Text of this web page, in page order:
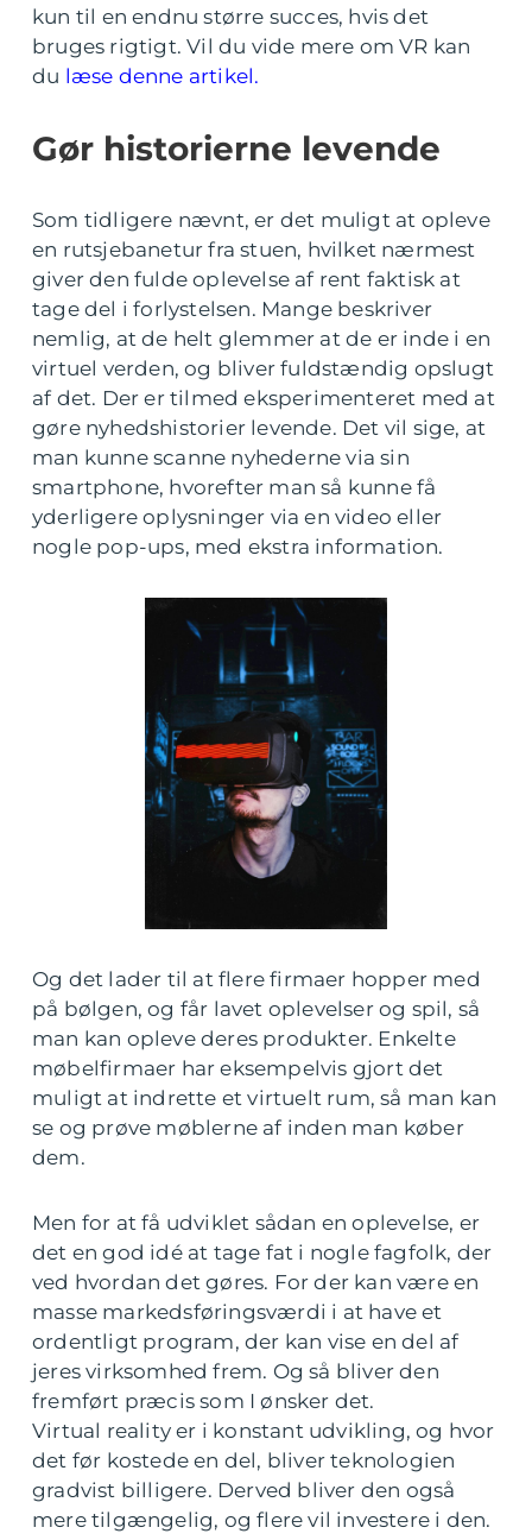
kun til en endnu større succes, hvis det
bruges rigtigt. Vil du vide mere om VR kan
du læse denne artikel.
Gør historierne levende
Som tidligere nævnt, er det muligt at opleve
en rutsjebanetur fra stuen, hvilket nærmest
giver den fulde oplevelse af rent faktisk at
tage del i forlystelsen. Mange beskriver
nemlig, at de helt glemmer at de er inde i en
virtuel verden, og bliver fuldstændig opslugt
af det. Der er tilmed eksperimenteret med at
gøre nyhedshistorier levende. Det vil sige, at
man kunne scanne nyhederne via sin
smartphone, hvorefter man så kunne få
yderligere oplysninger via en video eller
nogle pop-ups, med ekstra information.
Og det lader til at flere firmaer hopper med
på bølgen, og får lavet oplevelser og spil, så
man kan opleve deres produkter. Enkelte
møbelfirmaer har eksempelvis gjort det
muligt at indrette et virtuelt rum, så man kan
se og prøve møblerne af inden man køber
dem.
Men for at få udviklet sådan en oplevelse, er
det en god idé at tage fat i nogle fagfolk, der
ved hvordan det gøres. For der kan være en
masse markedsføringsværdi i at have et
ordentligt program, der kan vise en del af
jeres virksomhed frem. Og så bliver den
fremført præcis som I ønsker det.
Virtual reality er i konstant udvikling, og hvor
det før kostede en del, bliver teknologien
gradvist billigere. Derved bliver den også
mere tilgængelig, og flere vil investere i den.